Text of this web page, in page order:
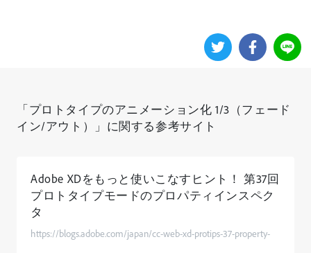
「プロトタイプのアニメーション化 1/3（フェード
イン/アウト）」に関する参考サイト
Adobe XDをもっと使いこなすヒント！ 第37回
プロトタイプモードのプロパティインスペク
タ
https://blogs.adobe.com/japan/cc-web-xd-protips-37-property-